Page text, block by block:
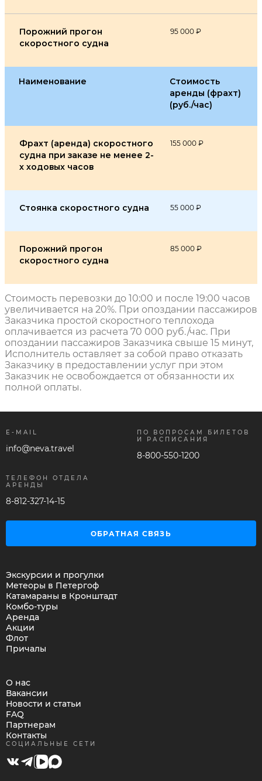
Порожний прогон
скоростного судна
95 000 ₽
Наименование
Стоимость
аренды (фрахт)
(руб./час)
Фрахт (аренда) скоростного
судна при заказе не менее 2-
х ходовых часов
155 000 ₽
Стоянка скоростного судна 55 000 ₽
Порожний прогон
скоростного судна
85 000 ₽
Стоимость перевозки до 10:00 и после 19:00 часов
увеличивается на 20%. При опоздании пассажиров
Заказчика простой скоростного теплохода
оплачивается из расчета 70 000 руб./час. При
опоздании пассажиров Заказчика свыше 15 минут,
Исполнитель оставляет за собой право отказать
Заказчику в предоставлении услуг при этом
Заказчик не освобождается от обязанности их
полной оплаты.
E-MAIL
info@neva.travel
ПО ВОПРОСАМ БИЛЕТОВ
И РАСПИСАНИЯ
8-800-550-1200
ТЕЛЕФОН ОТДЕЛА
АРЕНДЫ
8-812-327-14-15
ОБРАТНАЯ СВЯЗЬ
Экскурсии и прогулки
Метеоры в Петергоф
Катамараны в Кронштадт
Комбо-туры
Аренда
Акции
Флот
Причалы
О нас
Вакансии
Новости и статьи
FAQ
Партнерам
Контакты
СОЦИАЛЬНЫЕ СЕТИ